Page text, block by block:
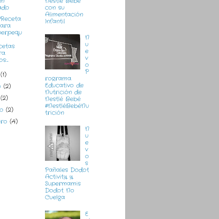
(1)
(2)
(2)
(2)
(4)
con su
Alimentación
Infantil
N
u
e
v
o
P
rograma
Educativo de
Nutrición de
Nestlé Bebé
#NestléBebéNu
trición
N
u
e
v
o
s
Pañales Dodot
Activity y
Supermamis
Dodot No
Cuelga
E